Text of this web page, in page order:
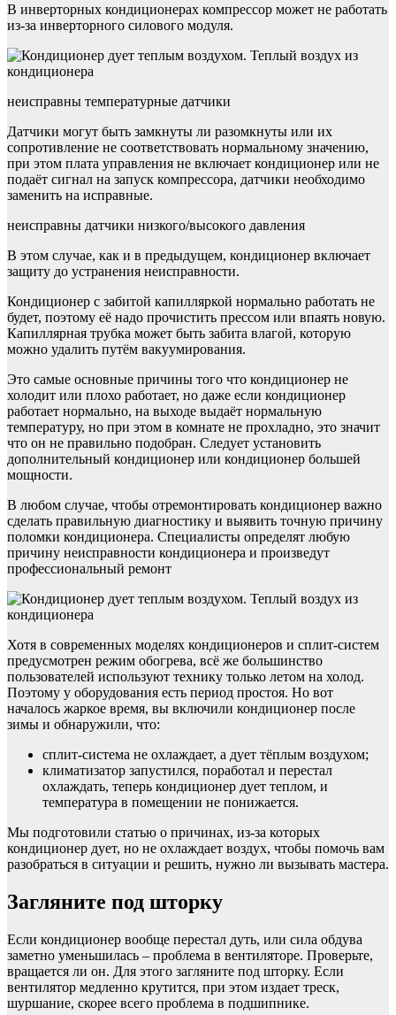
В инверторных кондиционерах компрессор может не работать
из-за инверторного силового модуля.
неисправны температурные датчики
Датчики могут быть замкнуты ли разомкнуты или их
сопротивление не соответствовать нормальному значению,
при этом плата управления не включает кондиционер или не
подаёт сигнал на запуск компрессора, датчики необходимо
заменить на исправные.
неисправны датчики низкого/высокого давления
В этом случае, как и в предыдущем, кондиционер включает
защиту до устранения неисправности.
Кондиционер с забитой капилляркой нормально работать не
будет, поэтому её надо прочистить прессом или впаять новую.
Капиллярная трубка может быть забита влагой, которую
можно удалить путём вакуумирования.
Это самые основные причины того что кондиционер не
холодит или плохо работает, но даже если кондиционер
работает нормально, на выходе выдаёт нормальную
температуру, но при этом в комнате не прохладно, это значит
что он не правильно подобран. Следует установить
дополнительный кондиционер или кондиционер большей
мощности.
В любом случае, чтобы отремонтировать кондиционер важно
сделать правильную диагностику и выявить точную причину
поломки кондиционера. Специалисты определят любую
причину неисправности кондиционера и произведут
профессиональный ремонт
Хотя в современных моделях кондиционеров и сплит-систем
предусмотрен режим обогрева, всё же большинство
пользователей используют технику только летом на холод.
Поэтому у оборудования есть период простоя. Но вот
началось жаркое время, вы включили кондиционер после
зимы и обнаружили, что:
сплит-система не охлаждает, а дует тёплым воздухом;
климатизатор запустился, поработал и перестал
охлаждать, теперь кондиционер дует теплом, и
температура в помещении не понижается.
Мы подготовили статью о причинах, из-за которых
кондиционер дует, но не охлаждает воздух, чтобы помочь вам
разобраться в ситуации и решить, нужно ли вызывать мастера.
Загляните под шторку
Если кондиционер вообще перестал дуть, или сила обдува
заметно уменьшилась – проблема в вентиляторе. Проверьте,
вращается ли он. Для этого загляните под шторку. Если
вентилятор медленно крутится, при этом издает треск,
шуршание, скорее всего проблема в подшипнике.